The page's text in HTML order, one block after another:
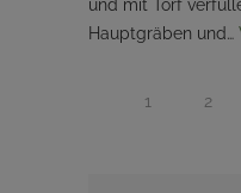
und mit Torf
Hauptgräben und…
1 2